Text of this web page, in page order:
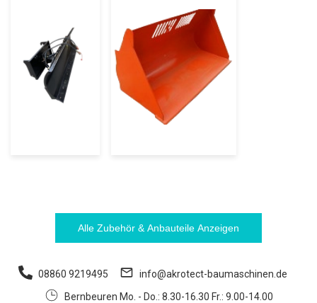
Alle Zubehör & Anbauteile Anzeigen
08860 9219495
info@akrotect-baumaschinen.de
Bernbeuren Mo. - Do.: 8.30-16.30 Fr.: 9.00-14.00